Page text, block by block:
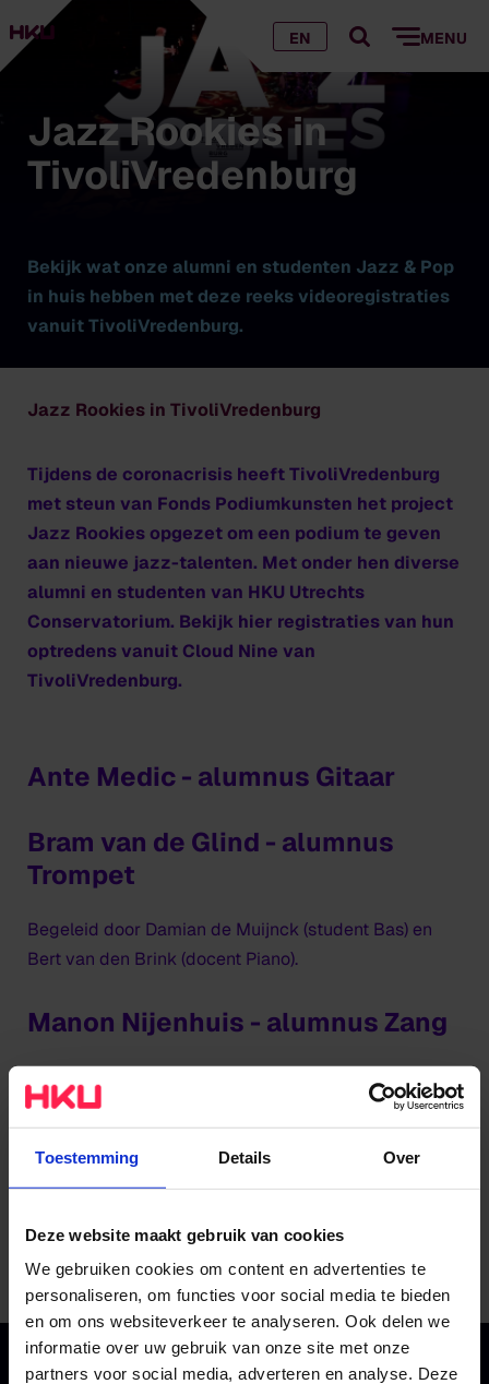
Toestemming Details Over
Deze website maakt gebruik van cookies
We gebruiken cookies om content en advertenties te
personaliseren, om functies voor social media te bieden
en om ons websiteverkeer te analyseren. Ook delen we
informatie over uw gebruik van onze site met onze
partners voor social media, adverteren en analyse. Deze
EN MENU
Jazz Rookies in
TivoliVredenburg
Bekijk wat onze alumni en studenten Jazz & Pop
in huis hebben met deze reeks videoregistraties
vanuit TivoliVredenburg.
Jazz Rookies in TivoliVredenburg
​Tijdens de coronacrisis heeft TivoliVredenburg
met steun van Fonds Podiumkunsten het project
Jazz Rookies opgezet om een podium te geven
aan nieuwe jazz-talenten. Met onder hen diverse
alumni en studenten van HKU Utrechts
Conservatorium. Bekijk hier registraties van hun
optredens vanuit Cloud Nine van
TivoliVredenburg.
Ante Medic - alumnus Gitaar
Bram van de Glind - alumnus
Trompet
Begeleid door Damian de Muijnck (student Bas) en
Bert van den Brink (docent Piano).
Manon Nijenhuis - alumnus Zang
Marit van der Lei - alumnus Zang
Begeleid door Marre de Graaf (alumnus Bas).
Lees meer over Jazz Rookies op de website van
TivoliVredenburg.